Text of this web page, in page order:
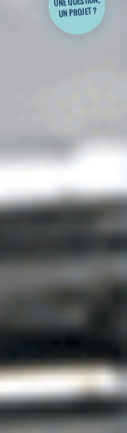
UN PROJET ?